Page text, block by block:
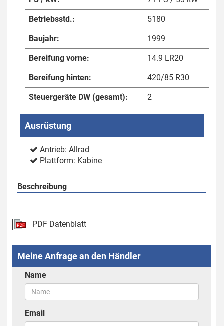
Betriebsstd.: 5180
Baujahr: 1999
Bereifung vorne: 14.9 LR20
Bereifung hinten: 420/85 R30
Steuergeräte DW (gesamt): 2
Ausrüstung
Antrieb: Allrad
Plattform: Kabine
Beschreibung
PDF Datenblatt
Meine Anfrage an den Händler
Name
Email